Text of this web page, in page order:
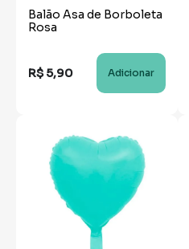
Balão Asa de Borboleta
Rosa
R$ 5,90 Adicionar